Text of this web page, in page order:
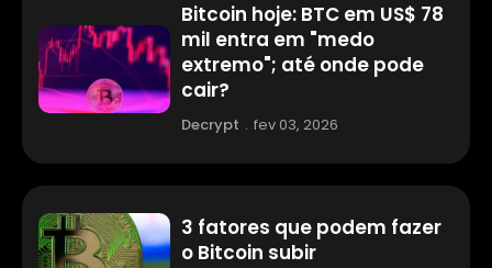
Bitcoin hoje: BTC em US$ 78
mil entra em "medo
extremo"; até onde pode
cair?
Decrypt . fev 03, 2026
3 fatores que podem fazer
o Bitcoin subir